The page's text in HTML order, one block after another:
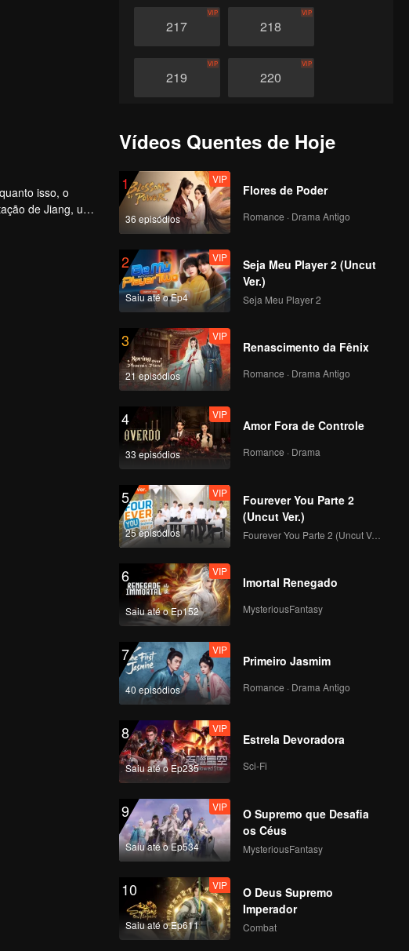
217
VIP
218
VIP
219
VIP
220
VIP
223
225
VIP VIP
227
VIP
228
VIP
229
231
VIP
232
233
VIP
234
VIP
235
VIP
237
VIP
238
VIP
239
VIP
240
isso, o
de Jiang, uma
Vídeos Quentes de Hoje
1
36 episódios
VIP
Flores de Poder
Romance · Drama Antigo
2
Saiu até o Ep4
VIP
Seja Meu Player 2 (Uncut
Ver.)
Seja Meu Player 2
3
21 episódios
VIP
Renascimento da Fênix
Romance · Drama Antigo
4
33 episódios
VIP
Amor Fora de Controle
Romance · Drama
5
25 episódios
VIP
Fourever You Parte 2
(Uncut Ver.)
Fourever You Parte 2 (Uncut Ver.)
6
Saiu até o Ep152
VIP
Imortal Renegado
MysteriousFantasy
7
40 episódios
VIP
Primeiro Jasmim
Romance · Drama Antigo
8
Saiu até o Ep235
VIP
Estrela Devoradora
Sci-Fi
9
Saiu até o Ep534
VIP
O Supremo que Desafia
os Céus
MysteriousFantasy
10
Saiu até o Ep611
VIP
O Deus Supremo
Imperador
Combat